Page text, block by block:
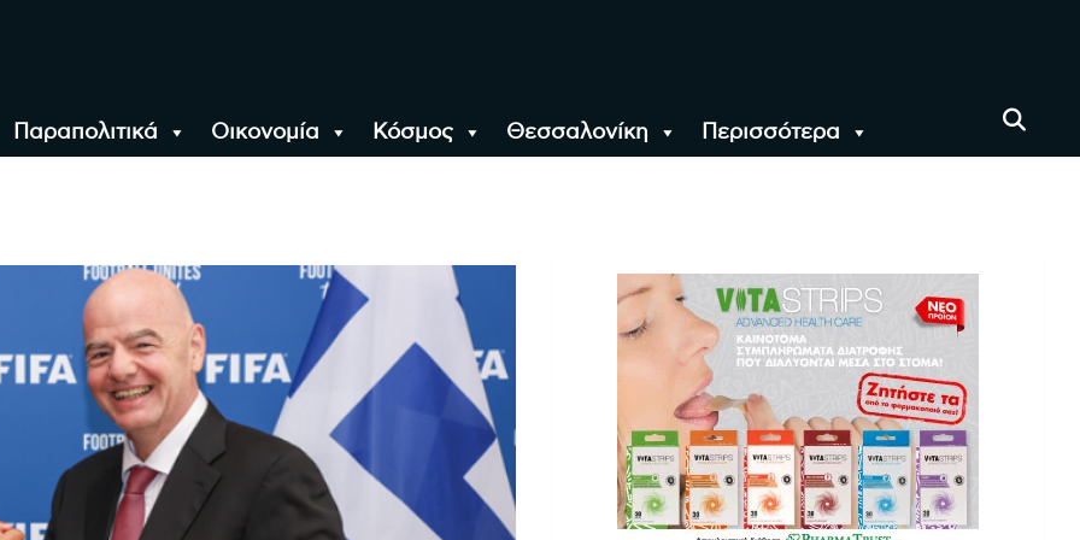
Παραπολιτικά Οικονομία Κόσμος Θεσσαλονίκη Περισσότερα